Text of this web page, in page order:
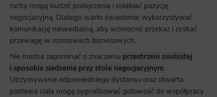
ruchy mogą budzić podejrzenia i osłabiać pozycję
negocjacyjną. Dlatego warto świadomie wykorzystywać
komunikację niewerbalną, aby wzmocnić przekaz i zyskać
przewagę w rozmowach biznesowych.
Nie można zapominać o znaczeniu przestrzeni osobistej
i sposobie siedzenia przy stole negocjacyjnym.
Utrzymywanie odpowiedniego dystansu oraz otwarta
postawa ciała mogą sygnalizować gotowość do współpracy